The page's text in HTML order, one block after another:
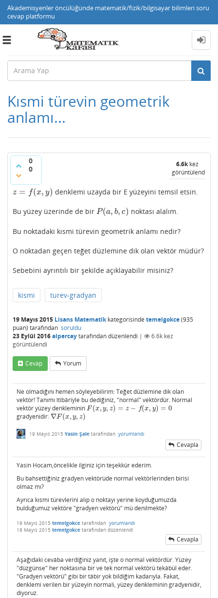
Akademisyenler öncülüğünde matematik/fizik/bilgisayar bilimleri soru
cevap platformu
Toggle
Kısmi türevin geometrik
anlamı...
0
0
6.6kkez
görüntülendi
z = f(x, y)
z=f(x y) denklemi uzayda bir E yüzeyini temsil etsin.
Bu yüzey üzerinde de bir P(a, b, c)
P(a,b, c) noktası alalım.
Bu noktadaki kısmi türevin geometrik anlamı nedir?
O noktadan geçen teğet düzlemine dik olan vektör müdür?
Sebebini ayrıntılı bir şekilde açıklayabilir misiniz?
kismi turev-gradyan
19 Mayıs 2015 Lisans Matematikkategorisinde temelgokce(935
puan) tarafından soruldu
23 Eylül 2016alpercaytarafındandüzenlendi | 6.6k kez
görüntülendi
Cevap Yorum
Ne olmadığını hemen söyleyebilirim: Teğet düzlemine dik olan
vektör! Tanımı îtibâriyle bu dediğiniz, "normal" vektördür. Normal
vektör yüzey denkleminin F (x, y, z) = z − f(x, y) = 0
F(x,y,z)= z−f (x, y)=0
gradyenidir:∇F (x, y, z)
∇F(x,y,z)
19 Mayıs 2015 Yasin Şale tarafından yorumlandı
Cevapla
Yasin Hocam,öncelikle ilginiz için teşekkür ederim.
Bu bahsettiğiniz gradyen vektörüde normal vektörlerinden birisi
olmaz mı?
Ayrıca kısmi türevlerini alıp o noktayı yerine koyduğumuzda
bulduğumuz vektöre "gradyen vektörü" mü denilmekte?
19 Mayıs 2015 temelgokce tarafından yorumlandı
19 Mayıs 2015 temelgokce tarafından düzenlendi
Cevapla
Aşağıdaki cevâba verdiğiniz yanıt, işte o normal vektördür. Yüzey
"düzgünse" her noktasına bir ve tek normal vektörü tekâbül eder.
"Gradyen vektörü" gibi bir tâbir yok bildiğim kadarıyla. Fakat,
denklemi verilen bir yüzeyin normali, yüzey denkleminin gradyenidir,
diyoruz.